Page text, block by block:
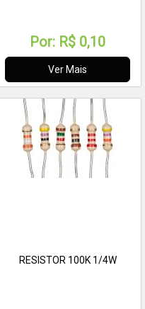
Por: R$ 0,10
Ver Mais
RESISTOR 100K 1/4W